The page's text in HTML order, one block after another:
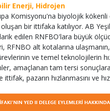
Enerji, Hidrojen
Komisyonu'na biyolojik kökenli
bir ittifaka katılıyor. AB
edilen RNFBO'lara büyük
RFNBO alt kotalarına
ve temel teknolojilerin
amaçlanan tam tersi
ittifak, pazarın hızlanmasını ve